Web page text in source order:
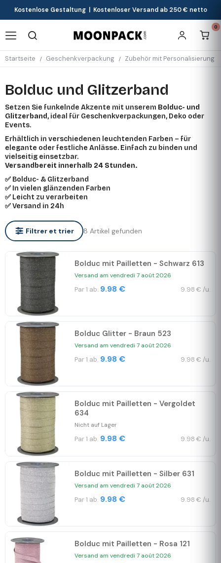
Kostenlose Gestaltung | Kostenloser Versand ab 250 € netto
0
Startseite Geschenkverpackung Zubehör mit Personalisierung
Bolduc und Glitzerband
Setzen Sie funkelnde Akzente mit unserem Bolduc- und
Glitzerband, ideal für Geschenkverpackungen, Deko oder
Events.
Erhältlich in verschiedenen leuchtenden Farben – für
elegante oder festliche Anlässe. Einfach zu binden und
vielseitig einsetzbar.
Versandbereit innerhalb 24 Stunden.
✅ Bolduc- & Glitzerband
✅ In vielen glänzenden Farben
✅ Leicht zu verarbeiten
✅ Versand in 24h
Filtrer et trier 8 Artikel gefunden
Bolduc mit Pailletten - Schwarz 613
Versand am vendredi 7 août 2026
Par 1 ab. 9.98 € 9.98 € /u.
Bolduc Glitter - Braun 523
Versand am vendredi 7 août 2026
Par 1 ab. 9.98 € 9.98 € /u.
Bolduc mit Pailletten - Vergoldet
634
Nicht auf Lager
Par 1 ab. 9.98 € 9.98 € /u.
Bolduc mit Pailletten - Silber 631
Versand am vendredi 7 août 2026
Par 1 ab. 9.98 € 9.98 € /u.
Bolduc mit Pailletten - Rosa 121
Versand am vendredi 7 août 2026